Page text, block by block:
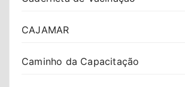
CAJAMAR
Caminho da Capacitação